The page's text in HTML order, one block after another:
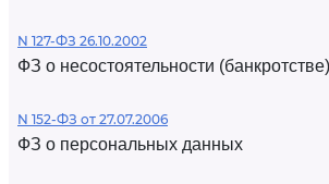
N 127-ФЗ 26.10.2002
ФЗ о несостоятельности (банкротстве)
N 152-ФЗ от 27.07.2006
ФЗ о персональных данных